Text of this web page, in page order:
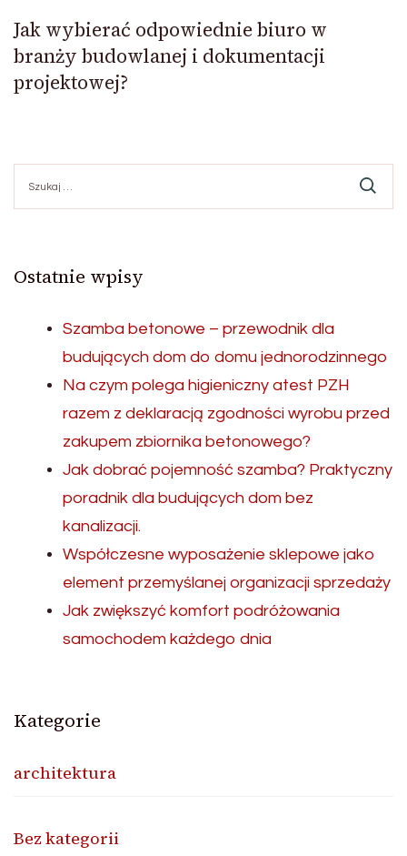
Jak wybierać odpowiednie biuro w
branży budowlanej i dokumentacji
projektowej?
Ostatnie wpisy
Szamba betonowe – przewodnik dla
budujących dom do domu jednorodzinnego
Na czym polega higieniczny atest PZH
razem z deklaracją zgodności wyrobu przed
zakupem zbiornika betonowego?
Jak dobrać pojemność szamba? Praktyczny
poradnik dla budujących dom bez
kanalizacji.
Współczesne wyposażenie sklepowe jako
element przemyślanej organizacji sprzedaży
Jak zwiększyć komfort podróżowania
samochodem każdego dnia
Kategorie
architektura
Bez kategorii